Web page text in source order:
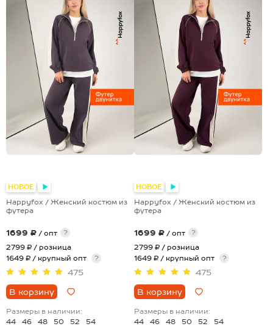
НОВОЕ
Happyfox / Женский костюм из
футера
1699 ₽ / опт
?
2799 ₽ / розница
1649 ₽ / крупный опт
?
475
В корзину
Размеры в наличии:
44
46 48 50 52 54
НОВОЕ
Happyfox / Женский костюм из
футера
1699 ₽ / опт
?
2799 ₽ / розница
1649 ₽ / крупный опт
?
475
В корзину
Размеры в наличии:
44
46 48 50 52 54